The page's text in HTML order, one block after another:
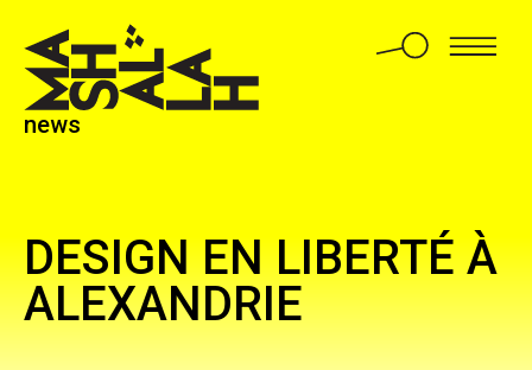
news
DESIGN EN LIBERTÉ À
ALEXANDRIE